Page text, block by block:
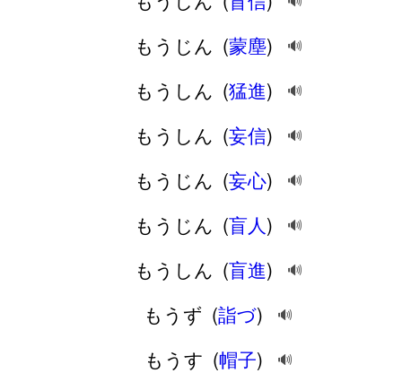
もうじん (蒙塵) 🔊
もうしん (猛進) 🔊
もうしん (妄信) 🔊
もうじん (妄心) 🔊
もうじん (盲人) 🔊
もうしん (盲進) 🔊
もうず (詣づ) 🔊
もうす (帽子) 🔊